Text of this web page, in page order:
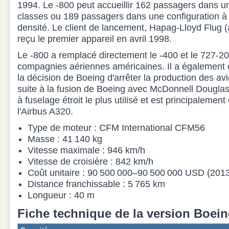
1994. Le -800 peut accueillir 162 passagers dans
classes ou 189 passagers dans une configuration
densité. Le client de lancement, Hapag-Lloyd Flug
reçu le premier appareil en avril 1998.
Le -800 a remplacé directement le -400 et le 727-
compagnies aériennes américaines. Il a
la décision de Boeing d'arrêter la production des
suite à la fusion de Boeing avec McDonnell
à fuselage étroit le plus utilisé et est
l'Airbus A320.
Type de moteur : CFM International CFM56
Masse : 41 140 kg
Vitesse maximale : 946 km/h
Vitesse de croisière : 842 km/h
Coût unitaire : 90 500 000–90 500 000 USD
Distance franchissable : 5 765 km
Longueur : 40 m
Fiche technique de la version